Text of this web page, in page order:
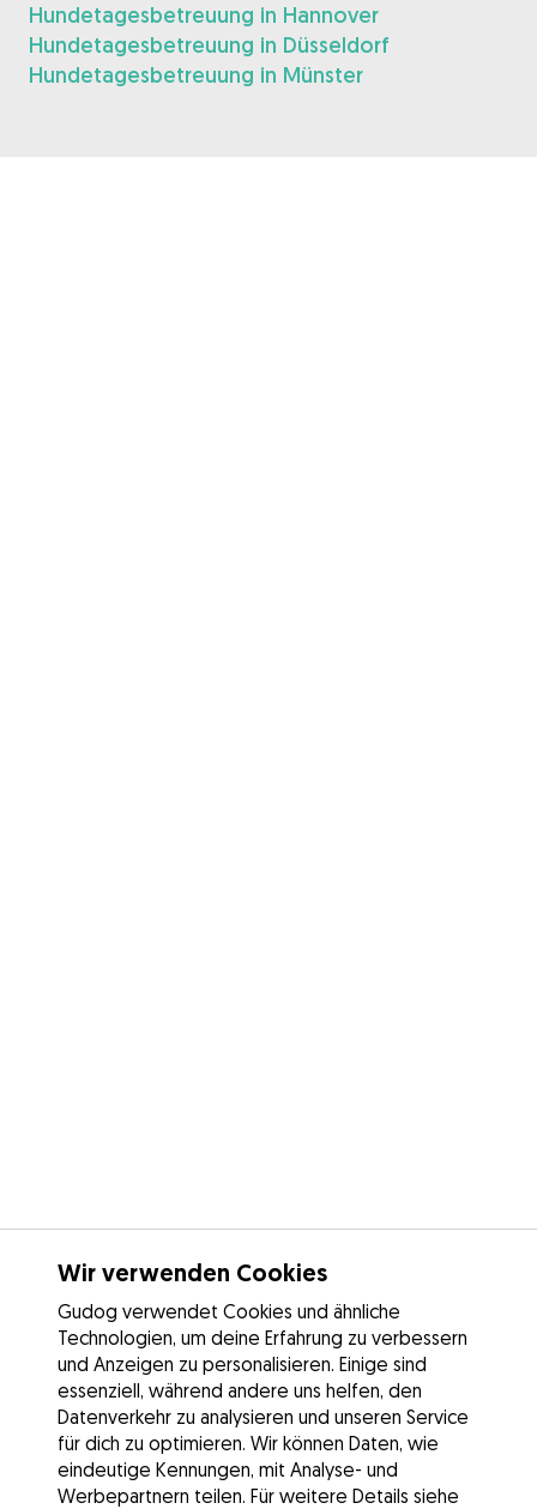
Wir verwenden Cookies
Gudog verwendet Cookies und ähnliche
Technologien, um deine Erfahrung zu verbessern
und Anzeigen zu personalisieren. Einige sind
essenziell, während andere uns helfen, den
Datenverkehr zu analysieren und unseren Service
für dich zu optimieren. Wir können Daten, wie
eindeutige Kennungen, mit Analyse- und
Werbepartnern teilen. Für weitere Details siehe
Hundetagesbetreuung in Hannover
Hundetagesbetreuung in Düsseldorf
Hundetagesbetreuung in Münster